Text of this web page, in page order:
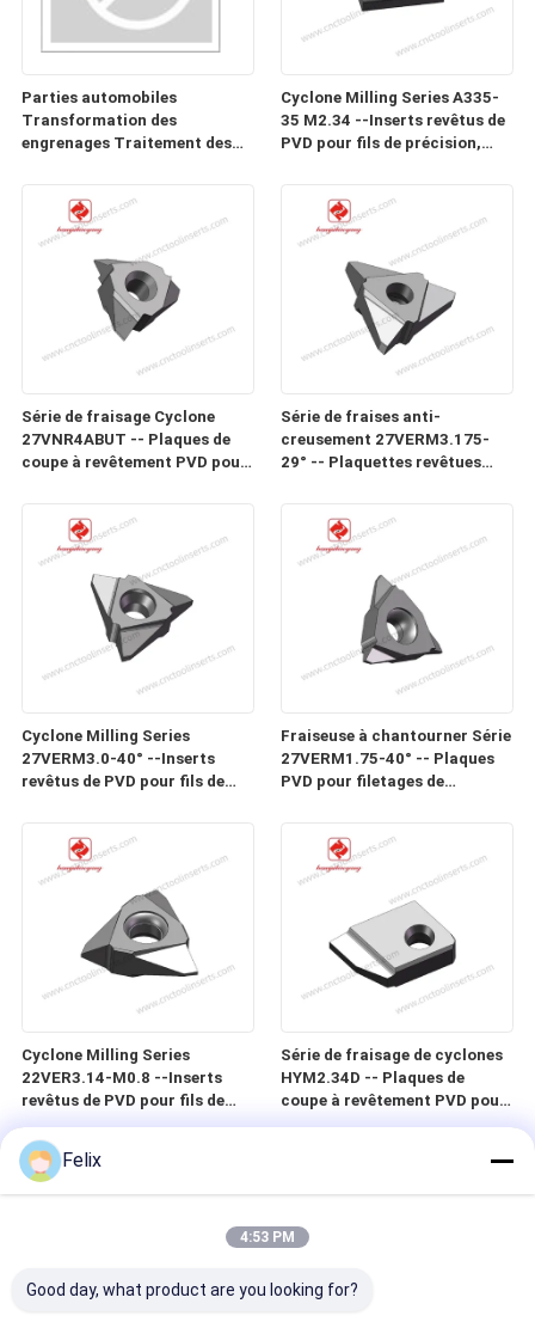
Parties automobiles
Transformation des
engrenages Traitement des
Cyclone Milling Series A335-
35 M2.34 --Inserts revêtus de
PVD pour fils de précision,
Série de fraisage Cyclone
27VNR4ABUT -- Plaques de
coupe à revêtement PVD pour
matériaux difficiles à usiner
Série de fraises anti-
creusement 27VERM3.175-
29° -- Plaquettes revêtues
vis à billes dans des matériaux
difficiles à usiner
Cyclone Milling Series
27VERM3.0-40° --Inserts
revêtus de PVD pour fils de
difficiles à usiner
Fraiseuse à chantourner Série
27VERM1.75-40° -- Plaques
PVD pour filetages de
difficiles à usiner
Cyclone Milling Series
22VER3.14-M0.8 --Inserts
revêtus de PVD pour fils de
précision, vers, vis et vis à
billes dans les matériaux
difficiles à usiner
Série de fraisage de cyclones
HYM2.34D -- Plaques de
coupe à revêtement PVD pour
filetages de précision, vis sans
matériaux difficiles à usiner
Felix
4:53 PM
Good day, what product are you looking for?